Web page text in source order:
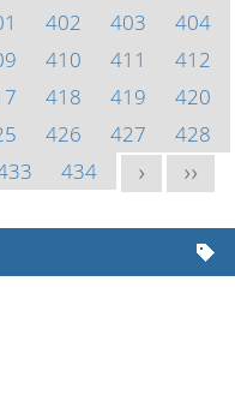
402 403
404
410 411
412
418 419
420
426 427
428
434 > >>